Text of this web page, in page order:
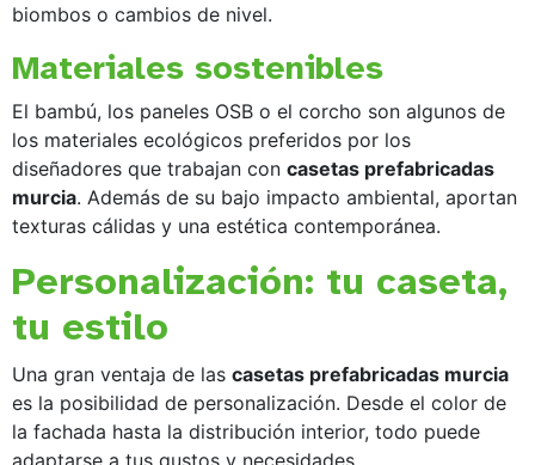
biombos o cambios de nivel.
Materiales sostenibles
El bambú, los paneles OSB o el corcho son algunos de
los materiales ecológicos preferidos por los
diseñadores que trabajan con casetas prefabricadas
murcia. Además de su bajo impacto ambiental, aportan
texturas cálidas y una estética contemporánea.
Personalización: tu caseta,
tu estilo
Una gran ventaja de las casetas prefabricadas murcia
es la posibilidad de personalización. Desde el color de
la fachada hasta la distribución interior, todo puede
adaptarse a tus gustos y necesidades.